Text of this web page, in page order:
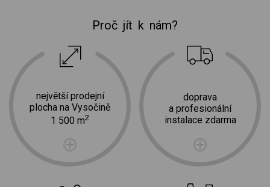
Proč jít k nám?
největší prodejní
plocha na Vysočině
1 500 m2
doprava
a profesionální
instalace zdarma